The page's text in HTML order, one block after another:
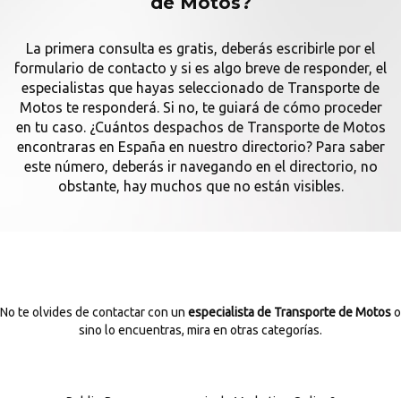
La primera consulta es gratis, deberás escribirle por el
formulario de contacto y si es algo breve de responder, el
especialistas que hayas seleccionado de Transporte de
Motos te responderá. Si no, te guiará de cómo proceder
en tu caso. ¿Cuántos despachos de Transporte de Motos
encontraras en España en nuestro directorio? Para saber
este número, deberás ir navegando en el directorio, no
obstante, hay muchos que no están visibles.
No te olvides de contactar con un especialista de Transporte de Motoso
sino lo encuentras, mira en otras categorías.